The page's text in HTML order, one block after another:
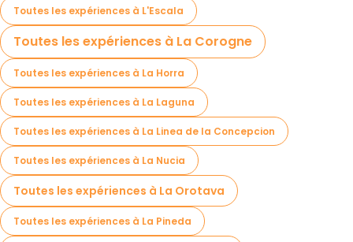
Toutes les expériences à L'Escala
Toutes les expériences à La Corogne
Toutes les expériences à La Horra
Toutes les expériences à La Laguna
Toutes les expériences à La Linea de la Concepcion
Toutes les expériences à La Nucia
Toutes les expériences à La Orotava
Toutes les expériences à La Pineda